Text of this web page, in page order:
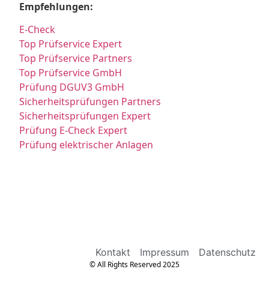
Empfehlungen:
E-Check
Top Prüfservice Expert
Top Prüfservice Partners
Top Prüfservice GmbH
Prüfung DGUV3 GmbH
Sicherheitsprüfungen Partners
Sicherheitsprüfungen Expert
Prüfung E-Check Expert
Prüfung elektrischer Anlagen
Kontakt Impressum Datenschutz
© All Rights Reserved 2025